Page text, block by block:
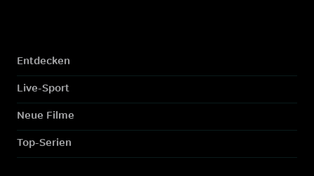
Entdecken
Live-Sport
Neue Filme
Top-Serien